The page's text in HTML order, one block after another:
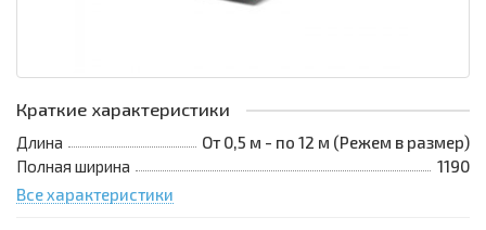
Краткие характеристики
Длина
От 0,5 м - по 12 м (Режем в размер)
Полная ширина
1190
Все характеристики